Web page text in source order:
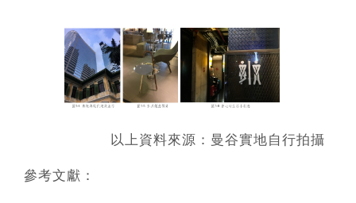
以上資料來源：曼谷實地自行拍攝
參考文獻：